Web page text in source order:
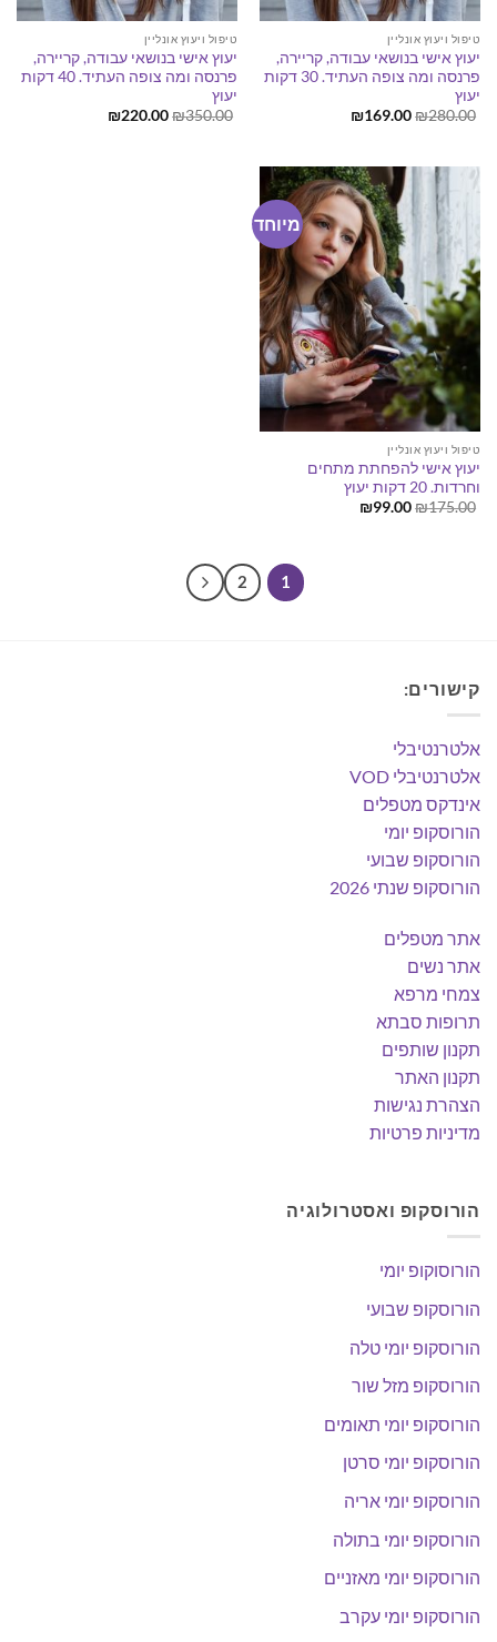
טיפול ויעוץ אונליין
יעוץ אישי בנושאי עבודה, קריירה,
פרנסה ומה צופה העתיד. 30 דקות
יעוץ
₪280.00
המחיר ₪169.00
המחיר
טיפול ויעוץ אונליין
יעוץ אישי בנושאי עבודה, קריירה,
פרנסה ומה צופה העתיד. 40 דקות
יעוץ
₪350.00
המחיר ₪220.00
המחיר
מיוחד
טיפול ויעוץ אונליין
יעוץ אישי להפחתת מתחים
וחרדות. 20 דקות יעוץ
₪175.00
המחיר₪99.00
המחיר
1
2
קישורים:
אלטרנטיבלי
אלטרנטיבלי VOD
אינדקס מטפלים
הורוסקופ יומי
הורוסקופ שבועי
הורוסקופ שנתי 2026
אתר מטפלים
אתר נשים
צמחי מרפא
תרופות סבתא
תקנון שותפים
תקנון האתר
הצהרת נגישות
מדיניות פרטיות
הורוסקופ ואסטרולוגיה
הורוסוקופ יומי
הורוסקופ שבועי
הורוסקופ יומי טלה
הורוסקופ מזל שור
הורוסקופ יומי תאומים
הורוסקופ יומי סרטן
הורוסקופ יומי אריה
הורוסקופ יומי בתולה
הורוסקופ יומי מאזניים
הורוסקופ יומי עקרב